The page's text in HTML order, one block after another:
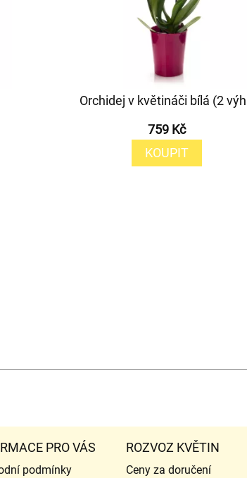
Orchidej v květináči bílá (2
759 Kč
KOUPIT
PRO VÁS
podmínky
ROZVOZ KVĚTIN
Ceny za doručení